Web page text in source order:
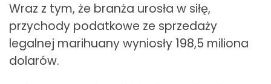
Wraz z tym, że branża urosła w siłę,
przychody podatkowe ze sprzedaży
legalnej marihuany wyniosły 198,5 miliona
dolarów.